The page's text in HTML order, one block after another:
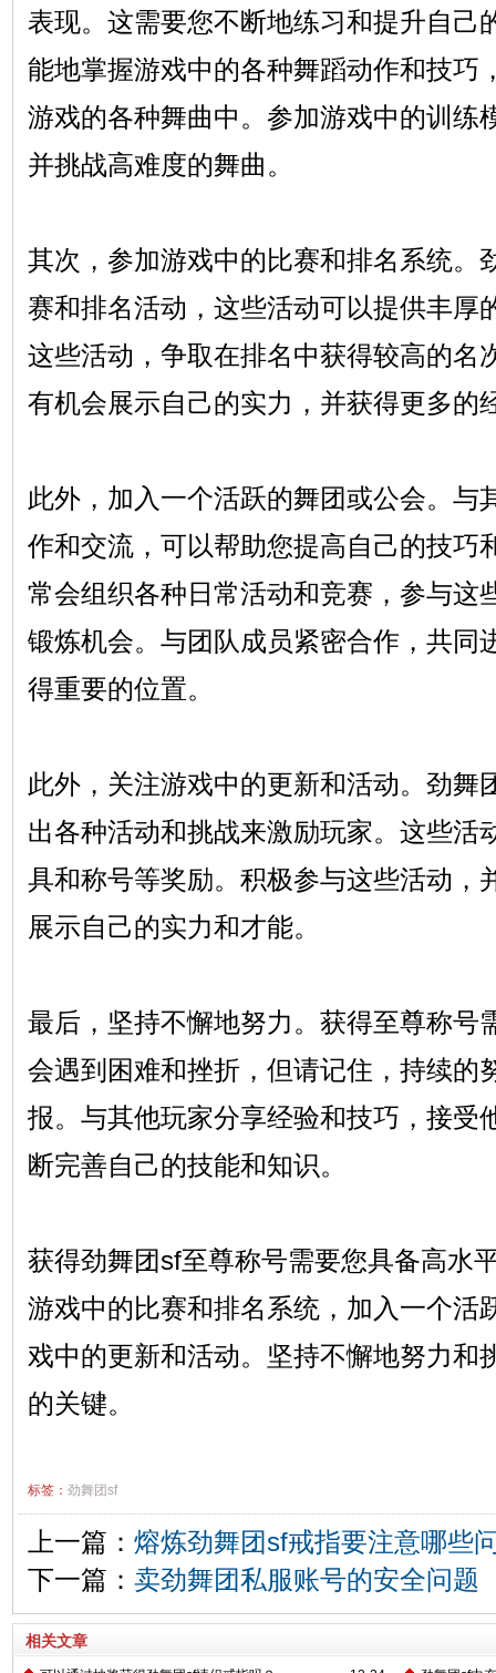
表现。这需要您不断地练习和提升自己
能地掌握游戏中的各种舞蹈动作和技巧
游戏的各种舞曲中。参加游戏中的训练
并挑战高难度的舞曲。
其次，参加游戏中的比赛和排名系统。
赛和排名活动，这些活动可以提供丰厚
这些活动，争取在排名中获得较高的名
有机会展示自己的实力，并获得更多的
此外，加入一个活跃的舞团或公会。与
作和交流，可以帮助您提高自己的技巧
常会组织各种日常活动和竞赛，参与这
锻炼机会。与团队成员紧密合作，共同
得重要的位置。
此外，关注游戏中的更新和活动。劲舞
出各种活动和挑战来激励玩家。这些活
具和称号等奖励。积极参与这些活动，
展示自己的实力和才能。
最后，坚持不懈地努力。获得至尊称号
会遇到困难和挫折，但请记住，持续的
报。与其他玩家分享经验和技巧，接受
断完善自己的技能和知识。
获得劲舞团sf至尊称号需要您具备高水
游戏中的比赛和排名系统，加入一个活
戏中的更新和活动。坚持不懈地努力和
的关键。
标签： 劲舞团sf
上一篇： 熔炼劲舞团sf戒指要注意哪些
下一篇： 卖劲舞团私服账号的安全问题
相关文章